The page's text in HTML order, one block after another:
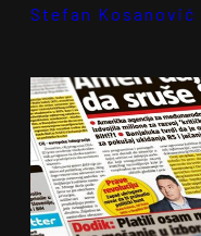
Stefan Kosanović